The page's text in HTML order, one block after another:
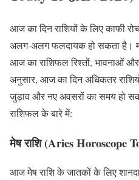
आज का दिन राशियों के लिए काफी
अलग-अलग फलदायक हो सकता है।
आज का राशिफल रिश्तों, भावनाओं
अनुसार, आज का दिन अधिकतर
जुड़ाव और नए अवसरों का समय हो
राशिफल के बारे में:
मेष राशि (Aries Horoscope
आज मेष राशि के जातकों के लिए